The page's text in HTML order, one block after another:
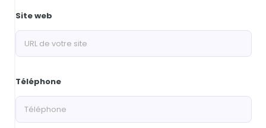
Site web
Téléphone